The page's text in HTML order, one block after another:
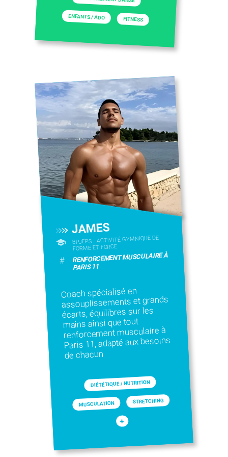
ENFANTS / ADO FITNESS
JAMES
BPJEPS - ACTIVITÉ GYMNIQUE DE
FORME ET FORCE
# RENFORCEMENT MUSCULAIRE À
PARIS 11
Coach spécialisé en
assouplissements et grands
écarts, équilibres sur les
mains ainsi que tout
renforcement musculaire à
Paris 11, adapté aux besoins
de chacun
DIÉTÉTIQUE / NUTRITION
MUSCULATION STRETCHING
+